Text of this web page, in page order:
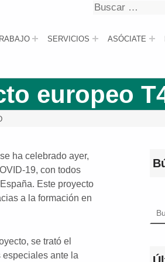
SERVICIOS ASÓCIATE
Buscar
europeo
ha celebrado ayer,
19, con todos
Este proyecto
a la formación en
se trató el
ante la